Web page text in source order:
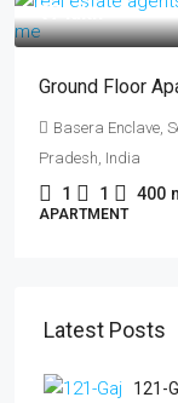
₹17 lakh
Ground Floor
Basera Enclave,
Pradesh, India
1 1 400
APARTMENT
Latest Posts
121-